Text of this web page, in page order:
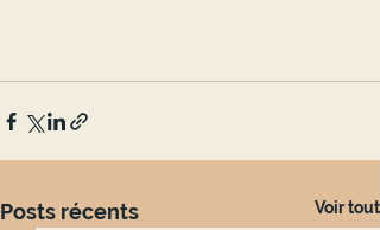
Posts récents Voir tout